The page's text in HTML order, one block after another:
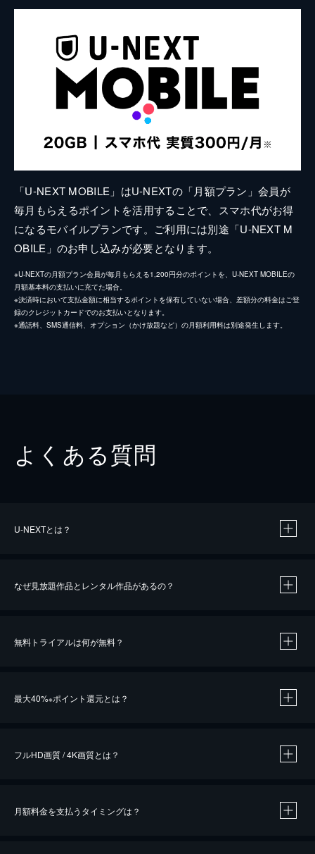
「U-NEXT MOBILE」はU-NEXTの「月額プラン」会員が
毎月もらえるポイントを活用することで、スマホ代がお得
になるモバイルプランです。ご利用には別途「U-NEXT M
OBILE」のお申し込みが必要となります。
※U-NEXTの月額プラン会員が毎月もらえる1,200円分のポイントを、U-NEXT MOBILEの
月額基本料の支払いに充てた場合。
※決済時において支払金額に相当するポイントを保有していない場合、差額分の料金はご登
録のクレジットカードでのお支払いとなります。
※通話料、SMS通信料、オプション（かけ放題など）の月額利用料は別途発生します。
よくある質問
U-NEXTとは？
なぜ見放題作品とレンタル作品があるの？
無料トライアルは何が無料？
最大40%※ポイント還元とは？
※40％ポイント還元の対象は、クレジットカード決済による作品の購入 / レンタルです。
フルHD画質 / 4K画質とは？
月額料金を支払うタイミングは？